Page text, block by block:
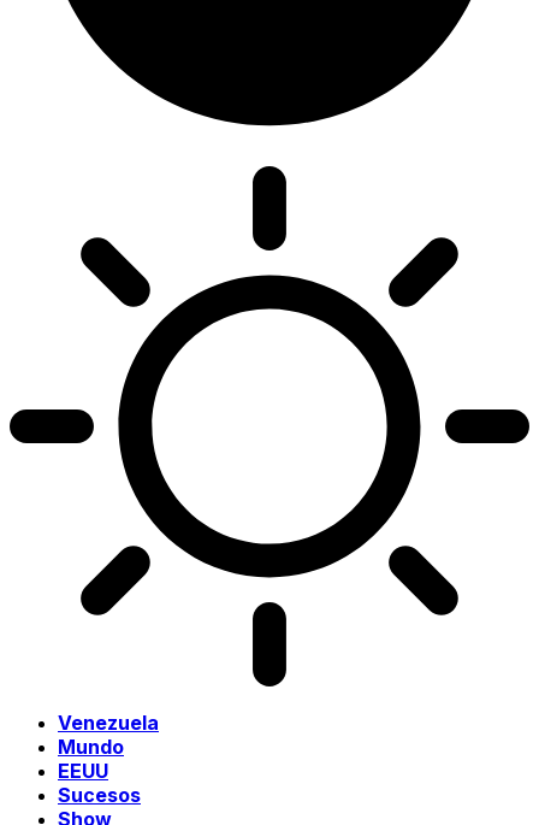
Venezuela
Mundo
EEUU
Sucesos
Show